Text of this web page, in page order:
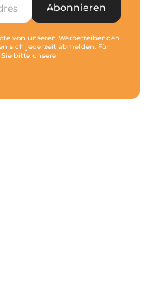
Abonnieren
von unseren Werbetreibenden
sich jederzeit abmelden. Für
bitte unsere